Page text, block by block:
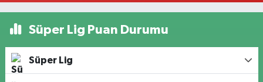
Süper Lig Puan Durumu
Süper Lig